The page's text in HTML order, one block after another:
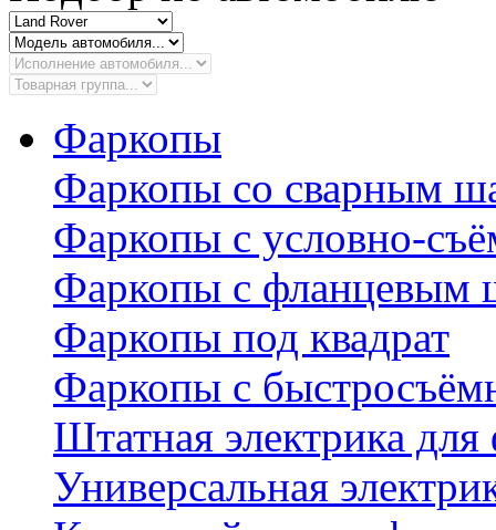
Фаркопы
Фаркопы со сварным
Фаркопы с условно-
Фаркопы с фланцевым
Фаркопы под квадрат
Фаркопы с
Штатная электрика
Универсальная